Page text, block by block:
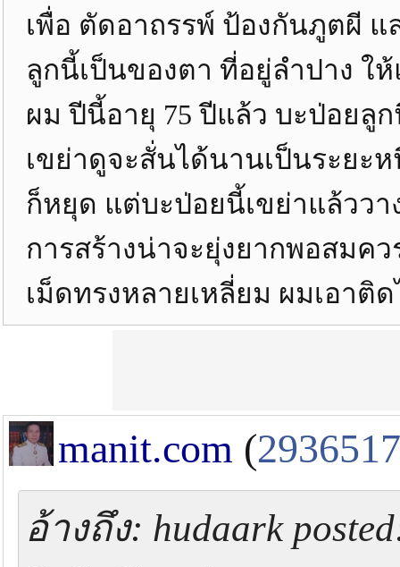
เพื่อ ตัดอาถรรพ์ ป้องกันภูตผี แ
ลูกนี้เป็นของตา ที่อยู่ลำปาง ใ
ผม ปีนี้อายุ 75 ปีแล้ว บะป่อยลู
เขย่าดูจะสั่นได้นานเป็นระยะ
ก็หยุด แต่บะป่อยนี้เขย่าแล้วว
การสร้างน่าจะยุ่งยากพอสมค
เม็ดทรงหลายเหลี่ยม ผมเอาติ
manit.com (2936517
อ้างถึง: hudaark